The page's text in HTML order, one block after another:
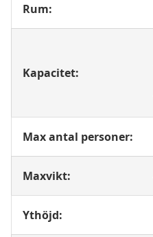
Rum:
Kapacitet:
Max antal personer:
Maxvikt:
Ythöjd: